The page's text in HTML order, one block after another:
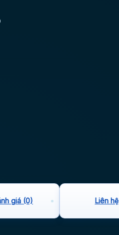
giá (0) Liên hệ